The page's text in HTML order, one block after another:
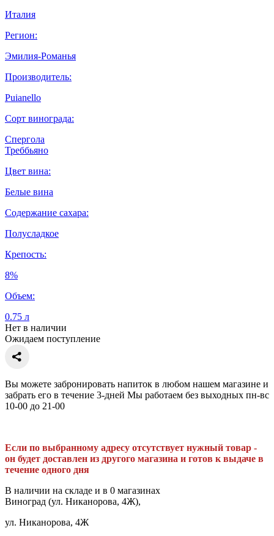
Италия
Регион:
Эмилия-Романья
Производитель:
Puianello
Сорт винограда:
Спергола
Треббьяно
Цвет вина:
Белые вина
Содержание сахара:
Полусладкое
Крепость:
8%
Объем:
0.75 л
Нет в наличии
Ожидаем поступление
Вы можете забронировать напиток в любом нашем магазине и
забрать его в течение 3-дней Мы работаем без выходных пн-вс
10-00 до 21-00
Если по выбранному адресу отсутствует нужный товар -
он будет доставлен из другого магазина и готов к выдаче в
течение одного дня
В наличии на складе и в 0 магазинах
Виноград (ул. Никанорова, 4Ж),
ул. Никанорова, 4Ж